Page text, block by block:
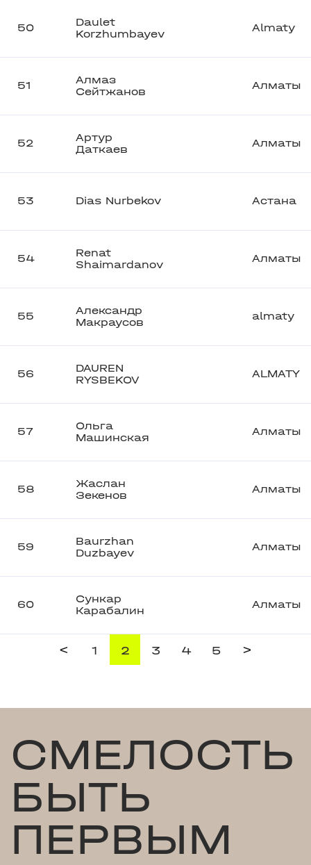
50
Daulet
Korzhumbayev
Almaty
51
Алмаз
Сейтжанов
Алматы
52
Артур
Даткаев
Алматы
53 Dias Nurbekov Астана
54
Renat
Shaimardanov
Алматы
55
Александр
Макраусов
almaty
56
DAUREN
RYSBEKOV
ALMATY
57
Ольга
Машинская
Алматы
58
Жаслан
Зекенов
Алматы
59
Baurzhan
Duzbayev
Алматы
60
Сункар
Карабалин
Алматы
< 1 2 3 4 5 >
СМЕЛОСТЬ
БЫТЬ
ПЕРВЫМ